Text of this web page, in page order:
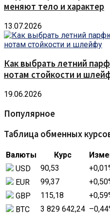
меняют тело и характер
13.07.2026
Как выбрать летний
нотам стойкости и
19.06.2026
Популярное
Таблица обменных
Валюты Курс
USD
90,53 +0,01
EUR
99,37 +0,50
GBP
115,18 +0,59
BTC
3 829 642,24 –0,44